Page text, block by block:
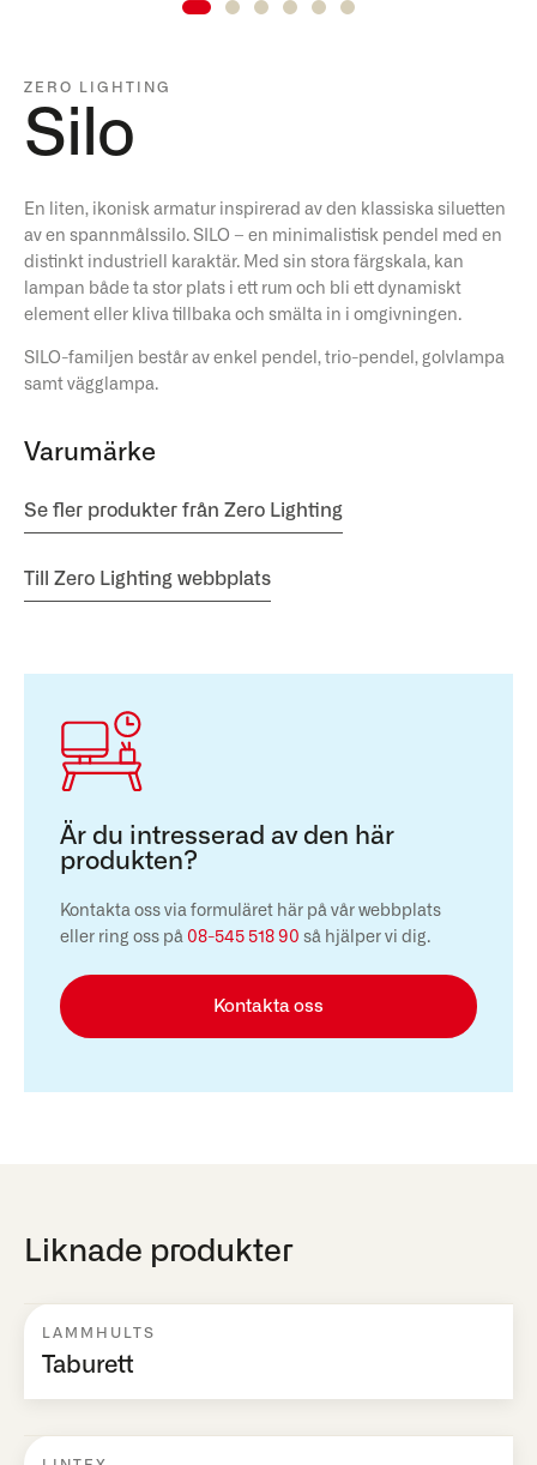
ZERO LIGHTING
Silo
En liten, ikonisk armatur inspirerad av den klassiska siluetten
av en spannmålssilo. SILO – en minimalistisk pendel med en
distinkt industriell karaktär. Med sin stora färgskala, kan
lampan både ta stor plats i ett rum och bli ett dynamiskt
element eller kliva tillbaka och smälta in i omgivningen.
SILO-familjen består av enkel pendel, trio-pendel, golvlampa
samt vägglampa.
Varumärke
Se fler produkter från Zero Lighting
Till Zero Lighting webbplats
Är du intresserad av den här
produkten?
Kontakta oss via formuläret här på vår webbplats
eller ring oss på 08-545 518 90 så hjälper vi dig.
Kontakta oss
Liknade produkter
LAMMHULTS
Taburett